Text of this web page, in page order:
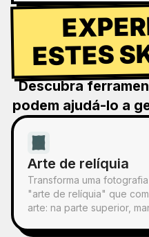
ESTES
Descubra
podem ajudá-lo a
Arte de relíquia
Transforma uma
"arte de relíquia" que
arte: na parte superior,